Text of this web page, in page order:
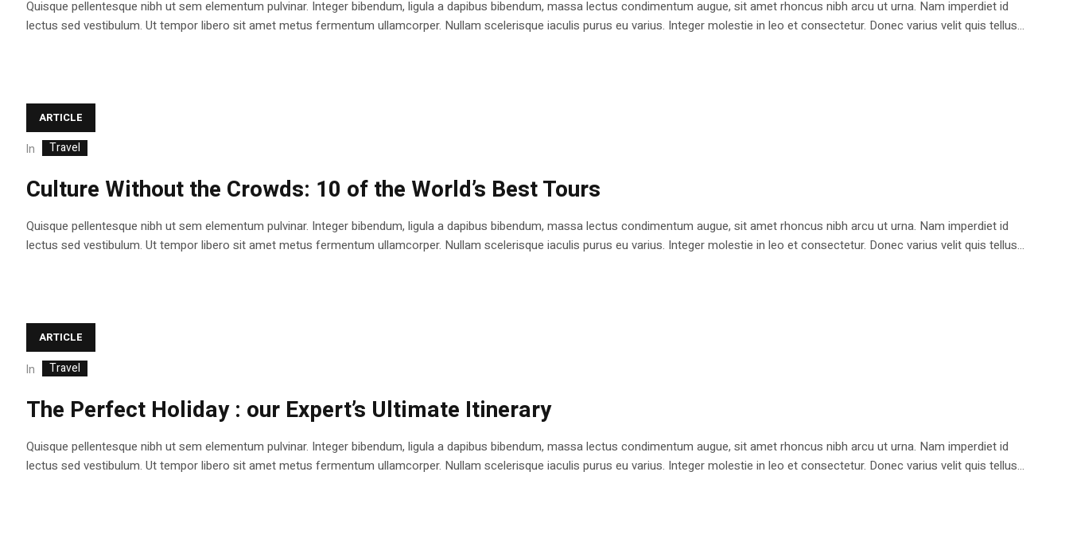
Quisque pellentesque nibh ut sem elementum pulvinar. Integer bibendum, ligula a dapibus bibendum, massa lectus condimentum augue, sit amet rhoncus nibh arcu ut urna. Nam imperdiet id
lectus sed vestibulum. Ut tempor libero sit amet metus fermentum ullamcorper. Nullam scelerisque iaculis purus eu varius. Integer molestie in leo et consectetur. Donec varius velit quis tellus...
ARTICLE
In Travel
Culture Without the Crowds: 10 of the World’s Best Tours
Quisque pellentesque nibh ut sem elementum pulvinar. Integer bibendum, ligula a dapibus bibendum, massa lectus condimentum augue, sit amet rhoncus nibh arcu ut urna. Nam imperdiet id
lectus sed vestibulum. Ut tempor libero sit amet metus fermentum ullamcorper. Nullam scelerisque iaculis purus eu varius. Integer molestie in leo et consectetur. Donec varius velit quis tellus...
ARTICLE
In Travel
The Perfect Holiday : our Expert’s Ultimate Itinerary
Quisque pellentesque nibh ut sem elementum pulvinar. Integer bibendum, ligula a dapibus bibendum, massa lectus condimentum augue, sit amet rhoncus nibh arcu ut urna. Nam imperdiet id
lectus sed vestibulum. Ut tempor libero sit amet metus fermentum ullamcorper. Nullam scelerisque iaculis purus eu varius. Integer molestie in leo et consectetur. Donec varius velit quis tellus...